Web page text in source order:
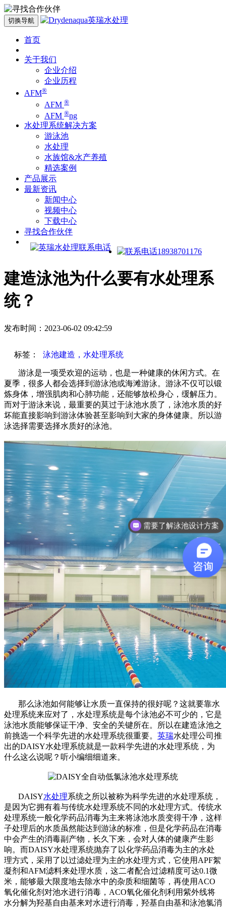
切换导航
首页
关于我们
企业介绍
企业历程
AFM®
AFM ®
AFM ®ng
水处理系统解决方案
游泳池
水处理
水族馆&水产养殖
精选案例
产品展示
最新资讯
新闻中心
视频中心
下载中心
寻找合作伙伴
建造泳池为什么要有水处理系
统？
发布时间：2023-06-02 09:42:59
标签： 泳池建造，水处理系统
游泳是一项受欢迎的运动，也是一种健康的休闲方式。在
夏季，很多人都会选择到游泳池或海滩游泳。游泳不仅可以锻
炼身体，增强肌肉和心肺功能，还能够放松身心，缓解压力。
而对于游泳来说，最重要的莫过于泳池水质了，泳池水质的好
坏能直接影响到游泳体验甚至影响到大家的身体健康。所以游
泳选择需要选择水质好的泳池。
那么泳池如何能够让水质一直保持的很好呢？这就要靠水
处理系统来应对了，水处理系统是每个泳池必不可少的，它是
泳池水质能够保证干净、安全的关键所在。所以在建造泳池之
前挑选一个科学先进的水处理系统很重要。 英瑞水处理公司推
出的DAISY水处理系统就是一款科学先进的水处理系统，为
什么这么说呢？听小编细细道来。
DAISY水处理系统之所以被称为科学先进的水处理系统，
是因为它拥有着与传统水处理系统不同的水处理方式。传统水
处理系统一般化学药品消毒为主来将泳池水质变得干净，这样
子处理后的水质虽然能达到游泳的标准，但是化学药品在消毒
中会产生的消毒副产物，长久下来，会对人体的健康产生影
响。而DAISY水处理系统抛弃了以化学药品消毒为主的水处
理方式，采用了以过滤处理为主的水处理方式，它使用APF絮
凝剂和AFM滤料来处理水质，这二者配合过滤精度可达0.1微
米，能够最大限度地去除水中的杂质和细菌等，再使用ACO
氧化催化剂对池水进行消毒，ACO氧化催化剂利用紫外线将
水分解为羟基自由基来对水进行消毒，羟基自由基和泳池氯消
需要了解泳池设计方案